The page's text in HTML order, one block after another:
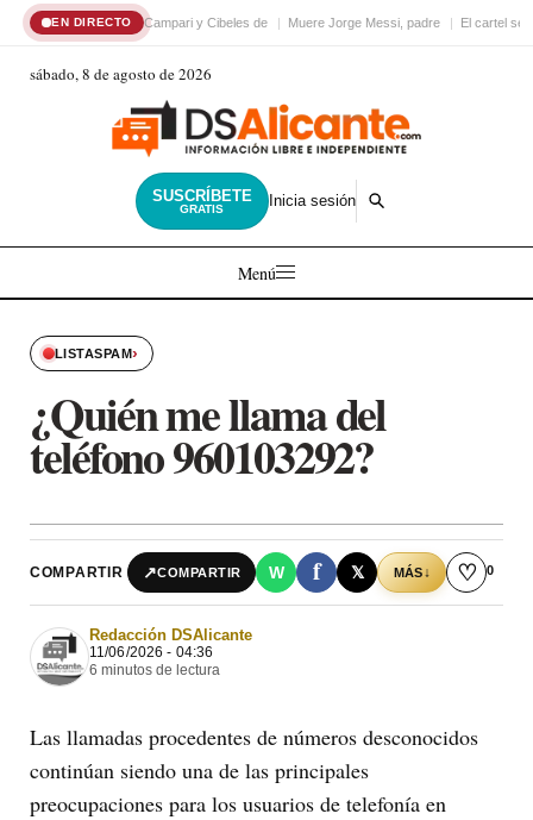
EN DIRECTO Campari y Cibeles de Muere Jorge Messi, padre El cartel
sábado, 8 de agosto de 2026
SUSCRÍBETE
GRATIS Inicia sesión
Menú
LISTASPAM›
¿Quién me llama del
teléfono 960103292?
COMPARTIR ↗COMPARTIR W f 𝕏 MÁS↓ ♡ 0
Redacción DSAlicante
11/06/2026 - 04:36
6 minutos de lectura
Las llamadas procedentes de números desconocidos
continúan siendo una de las principales
preocupaciones para los usuarios de telefonía en